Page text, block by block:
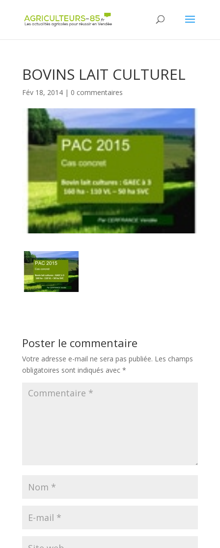
BOVINS LAIT CULTUREL
Fév 18, 2014| 0 commentaires
Poster le commentaire
Votre adresse e-mail ne sera pas publiée. Les champs
obligatoires sont indiqués avec *